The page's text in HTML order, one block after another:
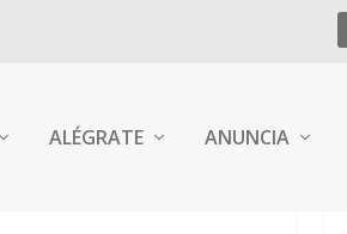
ALÉGRATE ANUNCIA